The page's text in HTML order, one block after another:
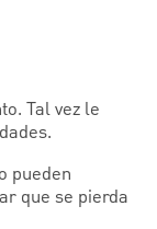
Tal vez le
pueden
que se pierda